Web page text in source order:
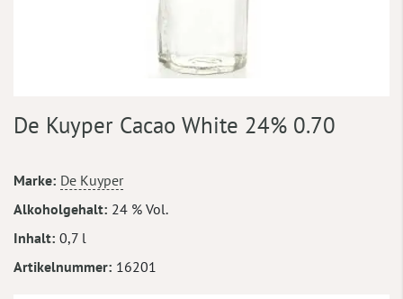
Anfang
springen
De Kuyper Cacao White 24% 0.70
Mehr
Informationen
Marke De Kuyper
Alkoholgehalt 24 % Vol.
Inhalt 0,7 l
Artikelnummer 16201